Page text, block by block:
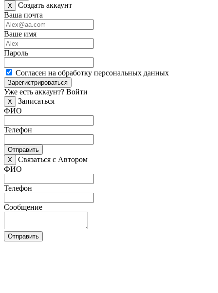
X
Создать аккаунт
Ваша почта
Ваше имя
Пароль
Согласен на обработку персональных данных
Зарегистрироваться
Уже есть аккаунт? Войти
X
Записаться
ФИО
Телефон
Отправить
X
Связаться с Автором
ФИО
Телефон
Сообщение
Отправить